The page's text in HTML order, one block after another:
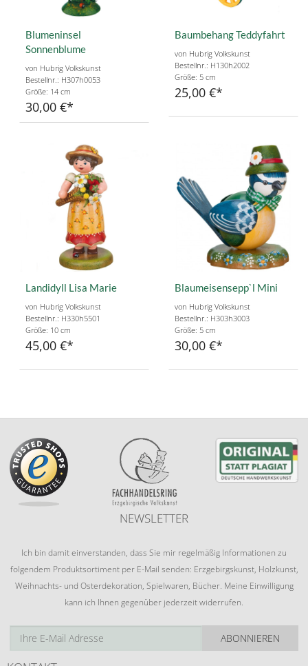
Blumeninsel
Sonnenblume
von Hubrig Volkskunst
Bestellnr.: H307h0053
Größe: 14 cm
30,00 €
Baumbehang Teddyfahrt
von Hubrig Volkskunst
Bestellnr.: H130h2002
Größe: 5 cm
25,00 €
Landidyll Lisa Marie
von Hubrig Volkskunst
Bestellnr.: H330h5501
Größe: 10 cm
45,00 €
Blaumeisensepp`l Mini
von Hubrig Volkskunst
Bestellnr.: H303h3003
Größe: 5 cm
30,00 €
NEWSLETTER
Ich bin damit einverstanden, dass Sie mir regelmäßig Informationen zu
folgendem Produktsortiment per E-Mail senden: Erzgebirgskunst, Holzkunst,
Weihnachts- und Osterdekoration, Spielwaren, Bücher. Meine Einwilligung
kann ich Ihnen gegenüber jederzeit widerrufen.
ABONNIEREN